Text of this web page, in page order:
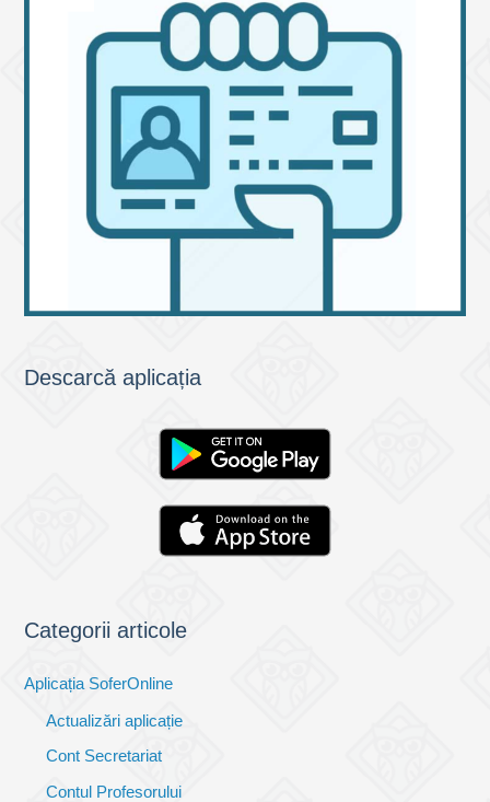
Descarcă aplicația
Categorii articole
Aplicația SoferOnline
Actualizări aplicație
Cont Secretariat
Contul Profesorului